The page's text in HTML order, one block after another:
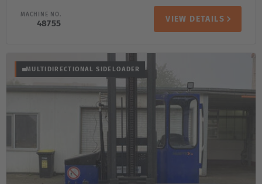
MACHINE NO.
48755 VIEW DETAILS
MULTIDIRECTIONAL SIDELOADER